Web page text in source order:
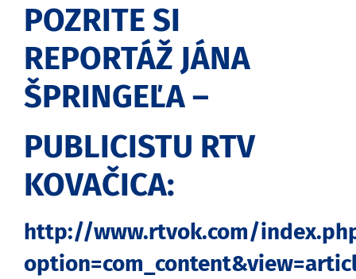
POZRITE SI
REPORTÁŽ JÁNA
ŠPRINGEĽA –
PUBLICISTU RTV
KOVAČICA:
http://www.rtvok.com/